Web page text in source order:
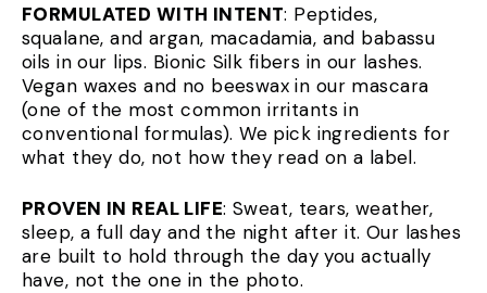
FORMULATED WITH INTENT: Peptides,
squalane, and argan, macadamia, and babassu
oils in our lips. Bionic Silk fibers in our lashes.
Vegan waxes and no beeswax in our mascara
(one of the most common irritants in
conventional formulas). We pick ingredients for
what they do, not how they read on a label.
PROVEN IN REAL LIFE: Sweat, tears, weather,
sleep, a full day and the night after it. Our lashes
are built to hold through the day you actually
have, not the one in the photo.